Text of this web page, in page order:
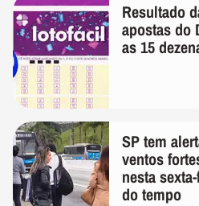
Resultado
apostas do
as 15
SP tem
ventos
nesta
do tempo